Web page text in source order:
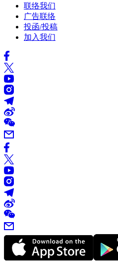
联络我们
广告联络
投函/投稿
加入我们